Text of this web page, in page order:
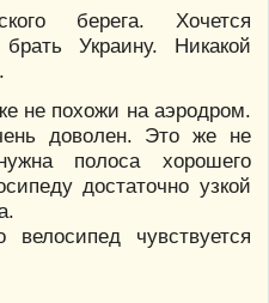
берега. Хочется
Украину. Никакой
не похожи на аэродром.
доволен. Это же не
полоса хорошего
достаточно узкой
чувствуется